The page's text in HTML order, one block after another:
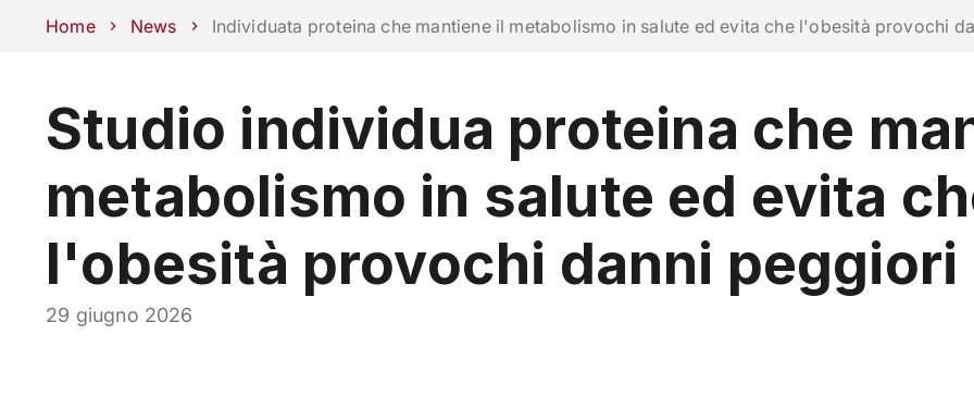
Scuole DipartimentiCentriSostieni UnipdArea stampaLavora con noi
CORSI STUDIARE RICERCA CAMPUS LIFE IMPRESE E
Home News Individuata proteina che mantiene il metabolismo in salute ed evita che l'obesità provochi
Studio individua proteina che
metabolismo in salute ed evita
l'obesità provochi danni peggiori
29 giugno 2026